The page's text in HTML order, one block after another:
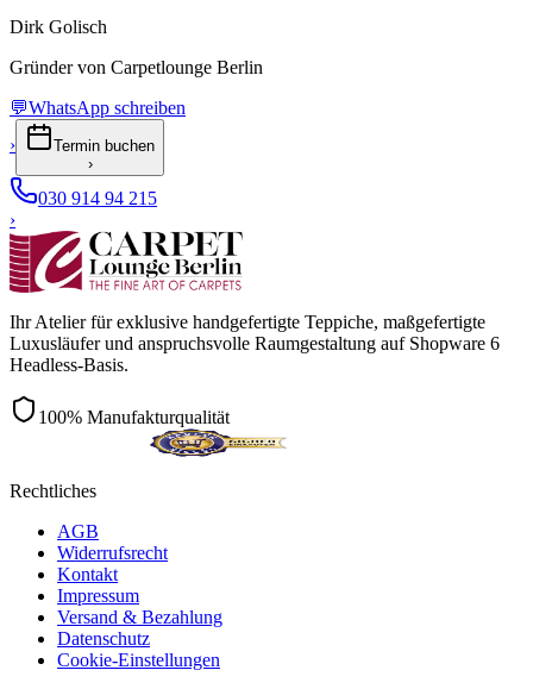
Dirk Golisch
Gründer von Carpetlounge Berlin
💬WhatsApp schreiben
›
Termin buchen
›
030 914 94 215
›
Ihr Atelier für exklusive handgefertigte Teppiche, maßgefertigte
Luxusläufer und anspruchsvolle Raumgestaltung auf Shopware 6
Headless-Basis.
100% Manufakturqualität
Rechtliches
AGB
Widerrufsrecht
Kontakt
Impressum
Versand & Bezahlung
Datenschutz
Cookie-Einstellungen